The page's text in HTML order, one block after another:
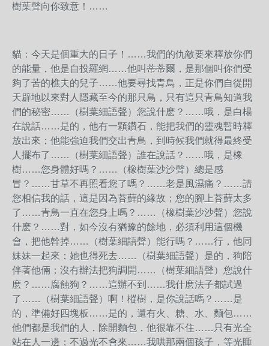
樹葉聲向你致意！……
貓：今天是個重大的日子！……我們的仇敵要來釋放你們
的能量，他是自投羅網……他叫蒂蒂爾，是那個叫你們受
夠了苦的樵夫的兒子……他要尋找青鳥，正是你們自從開
天辟地以來對人隱藏至今的那只鳥，只有這只青鳥知道我
們的秘密……（樹葉細語聲）您說什麽？……哦，是白楊
在說話……是的，他有一顆鑽石，能把我們的靈魂暫時釋
放出來；他能強迫我們交出青鳥，到時候我們就得最終受
人擺布了……（樹葉細語聲）誰在說話？……哦，是橡
樹……您身體好嗎？……（橡樹葉沙沙聲）總是感
冒？……甘草不再照看您了嗎？……老是風濕痛？……請
您相信我的話，這是因為苔蘚的緣故；您的腳上苔蘚太多
了……青鳥一直在您身上嗎？……（橡樹葉沙沙聲）您說
什麽？……對，如今沒有猶豫的餘地，必須利用這個機
會，把他幹掉……（樹葉細語聲）能行嗎？……行，他同
妹妹一起來；她也得死去……（樹葉細語聲）是的，狗陪
伴著他倆；沒有辦法把狗調開……（樹葉細語聲）您說什
麽？……腐蝕狗？……這辦不到……我什麽法子都試過
了……（樹葉細語聲）啊！樅樹，是你說話嗎？……是
的，準備好四塊板……是的，還有火、糖、水、麵包……
他們都是我們的人，除開麵包，他很靠不住……只有光全
站在人一邊；不過光不會來……我哄那兩個孩子，等光睡